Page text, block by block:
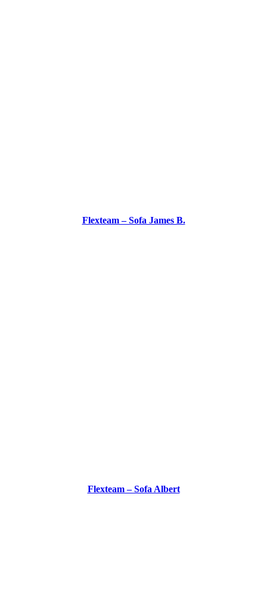
Flexteam – Sofa James B.
Flexteam – Sofa Albert